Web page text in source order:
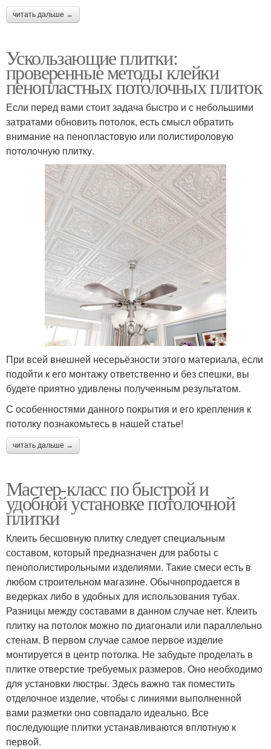
читать дальше →
Ускользающие плитки:
проверенные методы клейки
пенопластных потолочных плиток
Если перед вами стоит задача быстро и с небольшими
затратами обновить потолок, есть смысл обратить
внимание на пенопластовую или полистироловую
потолочную плитку.
При всей внешней несерьёзности этого материала, если
подойти к его монтажу ответственно и без спешки, вы
будете приятно удивлены полученным результатом.
С особенностями данного покрытия и его крепления к
потолку познакомьтесь в нашей статье!
читать дальше →
Мастер-класс по быстрой и
удобной установке потолочной
плитки
Клеить бесшовную плитку следует специальным
составом, который предназначен для работы с
пенополистирольными изделиями. Такие смеси есть в
любом строительном магазине. Обычнопродается в
ведерках либо в удобных для использования тубах.
Разницы между составами в данном случае нет. Клеить
плитку на потолок можно по диагонали или параллельно
стенам. В первом случае самое первое изделие
монтируется в центр потолка. Не забудьте проделать в
плитке отверстие требуемых размеров. Оно необходимо
для установки люстры. Здесь важно так поместить
отделочное изделие, чтобы с линиями выполненной
вами разметки оно совпадало идеально. Все
последующие плитки устанавливаются вплотную к
первой.